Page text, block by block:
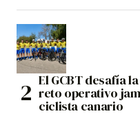
El GCBT desafía
reto operativo
ciclista canario